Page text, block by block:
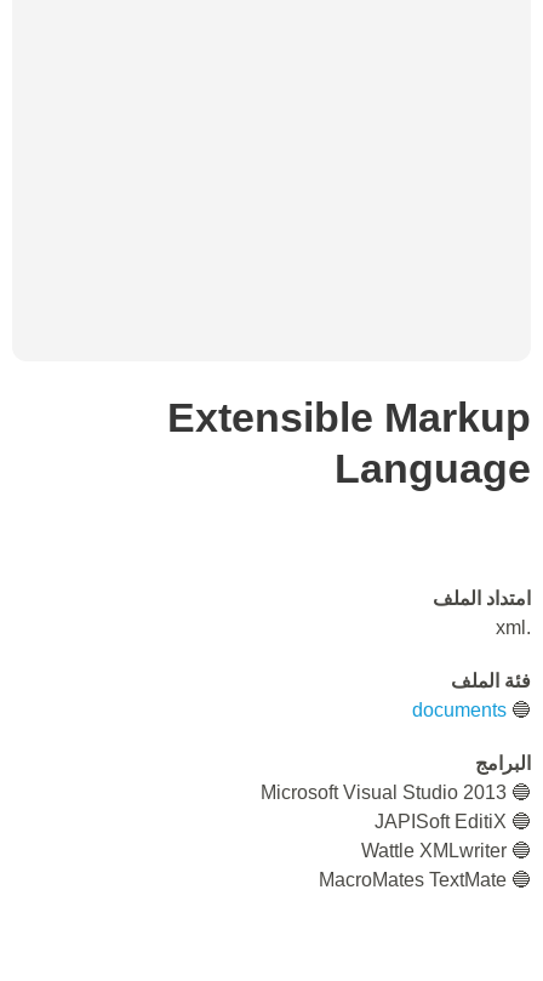
Extensible Markup
Language
امتداد الملف
.xml
فئة الملف
🔵
documents
البرامج
🔵 Microsoft Visual Studio 2013
🔵 JAPISoft EditiX
🔵 Wattle XMLwriter
🔵 MacroMates TextMate